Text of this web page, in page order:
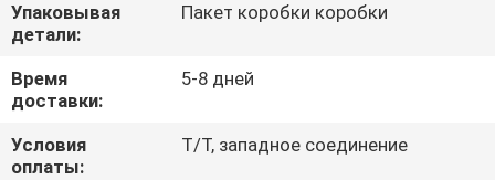
СВЯЖИТЕСЬ
МЫ
СПРОСИТЕ
Упаковывая
детали:
Пакет коробки коробки
Время
доставки:
5-8 дней
Условия
оплаты:
T/T, западное соединение